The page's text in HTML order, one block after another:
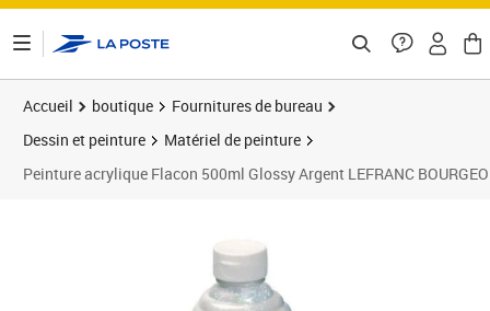
Accueil boutique
Fournitures de bureau
Dessin et peinture
Matériel de peinture
Peinture acrylique Flacon 500ml Glossy Argent LEFRANC